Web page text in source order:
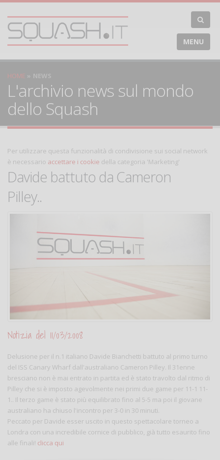
MENU
HOME NEWS
L'archivio news sul mondo
dello Squash
Per utilizzare questa funzionalità di condivisione sui social network
è necessario accettare i cookie della categoria 'Marketing'
Davide battuto da Cameron
Pilley..
Notizia del 11/03/2008
Delusione per il n.1 italiano Davide Bianchetti battuto al primo turno
del ISS Canary Wharf dall'australiano Cameron Pilley. Il 31enne
bresciano non è mai entrato in partita ed è stato travolto dal ritmo di
Pilley che si è imposto agevolmente nei primi due game per 11-1 11-
1.. Il terzo game è stato più equilibrato fino al 5-5 ma poi il giovane
australiano ha chiuso l'incontro per 3-0 in 30 minuti.
Peccato per Davide esser uscito in questo spettacolare torneo a
Londra con una incredibile cornice di pubblico, già tutto esaurito fino
alle finali! clicca qui